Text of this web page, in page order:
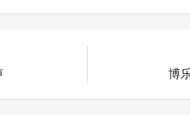
博
东兴区检察院联合法院前往专